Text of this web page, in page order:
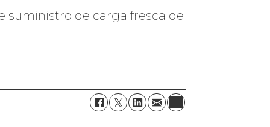
suministro de carga fresca de